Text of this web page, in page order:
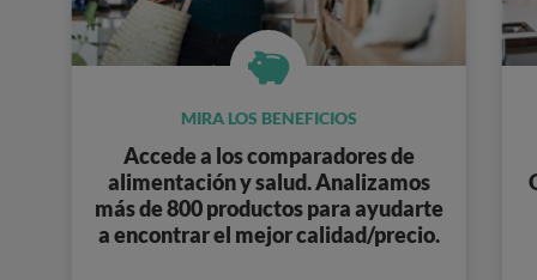
MIRA LOS BENEFICIOS
Accede a loscomparadores de
alimentación y salud. Analizamos
más de 800 productospara ayudarte
a encontrar el mejor calidad/precio.